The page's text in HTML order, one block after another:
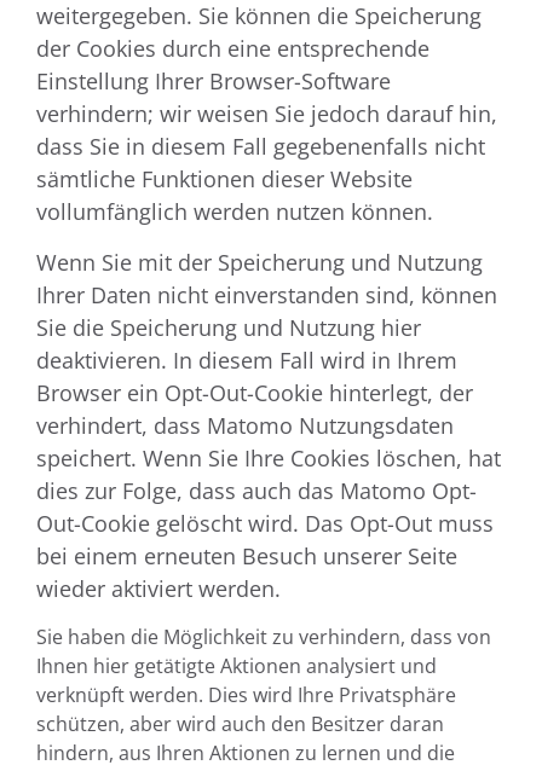
weitergegeben. Sie können die Speicherung
der Cookies durch eine entsprechende
Einstellung Ihrer Browser-Software
verhindern; wir weisen Sie jedoch darauf hin,
dass Sie in diesem Fall gegebenenfalls nicht
sämtliche Funktionen dieser Website
vollumfänglich werden nutzen können.
Wenn Sie mit der Speicherung und Nutzung
Ihrer Daten nicht einverstanden sind, können
Sie die Speicherung und Nutzung hier
deaktivieren. In diesem Fall wird in Ihrem
Browser ein Opt-Out-Cookie hinterlegt, der
verhindert, dass Matomo Nutzungsdaten
speichert. Wenn Sie Ihre Cookies löschen, hat
dies zur Folge, dass auch das Matomo Opt-
Out-Cookie gelöscht wird. Das Opt-Out muss
bei einem erneuten Besuch unserer Seite
wieder aktiviert werden.
Sie haben die Möglichkeit zu verhindern, dass von
Ihnen hier getätigte Aktionen analysiert und
verknüpft werden. Dies wird Ihre Privatsphäre
schützen, aber wird auch den Besitzer daran
hindern, aus Ihren Aktionen zu lernen und die